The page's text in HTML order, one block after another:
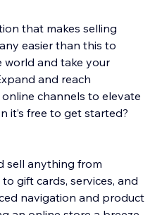
that makes selling
easier than this to
and take your
and reach
channels to elevate
it’s free to get started?
sell anything from
gift cards, services, and
navigation and product